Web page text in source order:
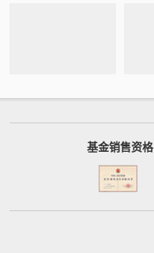
基金销售资格